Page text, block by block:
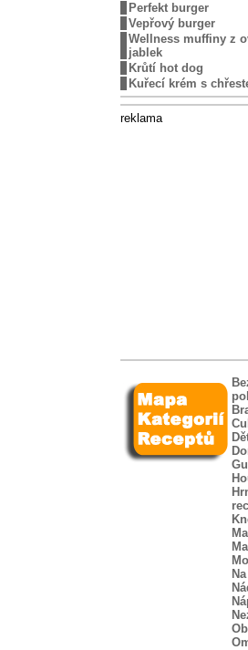
Perfekt burger
Vepřový burger
Wellness muffiny z
jablek
Krůtí hot dog
Kuřecí krém s
reklama